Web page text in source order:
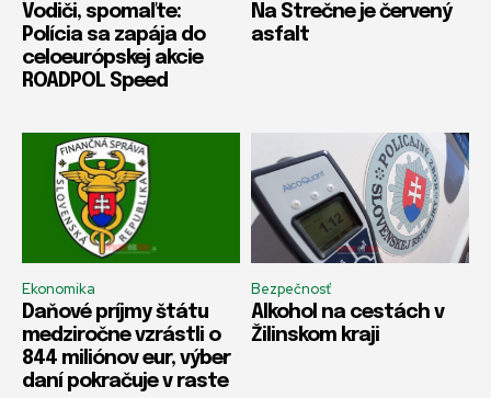
Vodiči, spomaľte:
Polícia sa zapája do
celoeurópskej akcie
ROADPOL Speed
Na Strečne je červený
asfalt
Ekonomika
Daňové príjmy štátu
medziročne vzrástli o
844 miliónov eur, výber
daní pokračuje v raste
Bezpečnosť
Alkohol na cestách v
Žilinskom kraji